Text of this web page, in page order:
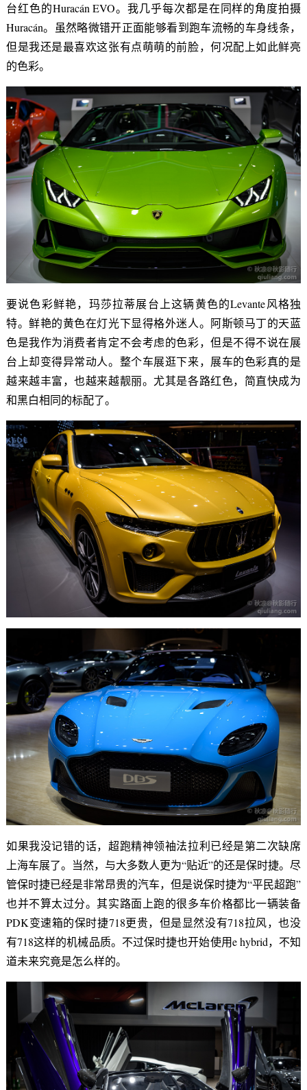
台红色的Huracán EVO。我几乎每次都是在同样的角度拍摄
Huracán。虽然略微错开正面能够看到跑车流畅的车身线条，
但是我还是最喜欢这张有点萌萌的前脸，何况配上如此鲜亮
的色彩。
要说色彩鲜艳，玛莎拉蒂展台上这辆黄色的Levante风格独
特。鲜艳的黄色在灯光下显得格外迷人。阿斯顿马丁的天蓝
色是我作为消费者肯定不会考虑的色彩，但是不得不说在展
台上却变得异常动人。整个车展逛下来，展车的色彩真的是
越来越丰富，也越来越靓丽。尤其是各路红色，简直快成为
和黑白相同的标配了。
如果我没记错的话，超跑精神领袖法拉利已经是第二次缺席
上海车展了。当然，与大多数人更为“贴近”的还是保时捷。尽
管保时捷已经是非常昂贵的汽车，但是说保时捷为“平民超跑”
也并不算太过分。其实路面上跑的很多车价格都比一辆装备
PDK变速箱的保时捷718更贵，但是显然没有718拉风，也没
有718这样的机械品质。不过保时捷也开始使用e hybrid，不知
道未来究竟是怎么样的。